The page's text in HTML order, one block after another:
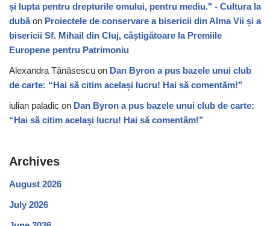
și lupta pentru drepturile omului, pentru mediu." - Cultura la
dubăon Proiectele de conservare a bisericii din Alma Vii și a
bisericii Sf. Mihail din Cluj, câștigătoare la Premiile
Europene pentru Patrimoniu
Alexandra Tănăsescu on Dan Byron a pus bazele unui club
de carte: “Hai să citim același lucru! Hai să comentăm!”
iulian paladic on Dan Byron a pus bazele unui club de carte:
“Hai să citim același lucru! Hai să comentăm!”
Archives
August 2026
July 2026